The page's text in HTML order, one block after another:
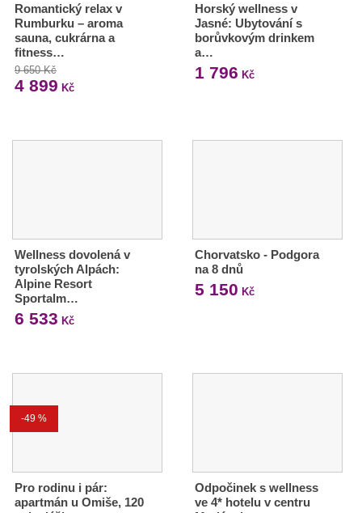
Romantický relax v
Rumburku – aroma
sauna, cukrárna a
fitness…
9 650 Kč
4 899 Kč
Horský wellness v
Jasné: Ubytování s
borůvkovým drinkem
a…
1 796 Kč
Wellness dovolená v
tyrolských Alpách:
Alpine Resort
Sportalm…
6 533 Kč
Chorvatsko - Podgora
na 8 dnů
5 150 Kč
-49 %
Pro rodinu i pár:
apartmán u Omiše, 120
Odpočinek s wellness
ve 4* hotelu v centru